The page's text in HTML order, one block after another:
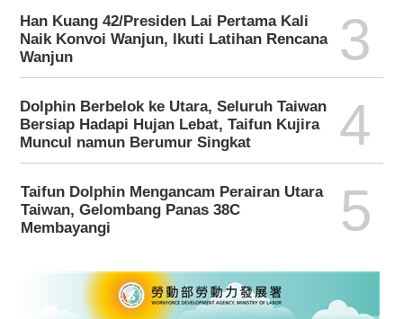
Han Kuang 42/Presiden Lai Pertama Kali
Naik Konvoi Wanjun, Ikuti Latihan Rencana
Wanjun
3
Dolphin Berbelok ke Utara, Seluruh Taiwan
Bersiap Hadapi Hujan Lebat, Taifun Kujira
Muncul namun Berumur Singkat
4
Taifun Dolphin Mengancam Perairan Utara
Taiwan, Gelombang Panas 38C
Membayangi
5